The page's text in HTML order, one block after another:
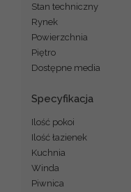
Stan techniczny
Rynek
Powierzchnia
Piętro
Dostępne media
Specyfikacja
Ilość pokoi
Ilość łazienek
Kuchnia
Winda
Piwnica